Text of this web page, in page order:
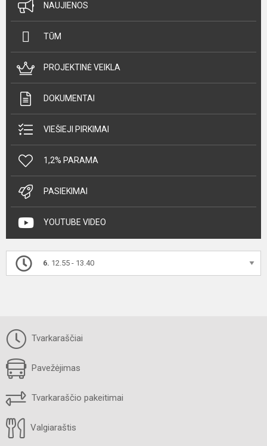
NAUJIENOS
TŪM
PROJEKTINĖ VEIKLA
DOKUMENTAI
VIEŠIEJI PIRKIMAI
1,2% PARAMA
PASIEKIMAI
YOUTUBE VIDEO
6. 12.55 - 13.40
Tvarkaraščiai
Pavežėjimas
Tvarkaraščio pakeitimai
Valgiaraštis